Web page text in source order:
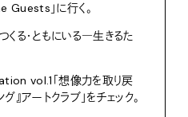
Guests」に行く。
くる・ともにいる―生きるた
vol.1「想像力を取り戻
』アートクラブ」をチェック。